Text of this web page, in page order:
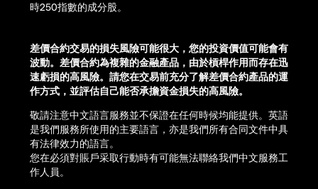
時250指數的成分股。
差價合約交易的損失風險可能很大，您的投資價值可能會有
波動。差價合約為複雜的金融產品，由於槓桿作用而存在迅
速虧損的高風險。請您在交易前充分了解差價合約產品的運
作方式，並評估自己能否承擔資金損失的高風險。
敬請注意中文語言服務並不保證在任何時候均能提供。英語
是我們服務所使用的主要語言，亦是我們所有合同文件中具
有法律效力的語言。
您在必須對賬戶采取行動時有可能無法聯絡我們中文服務工
作人員。